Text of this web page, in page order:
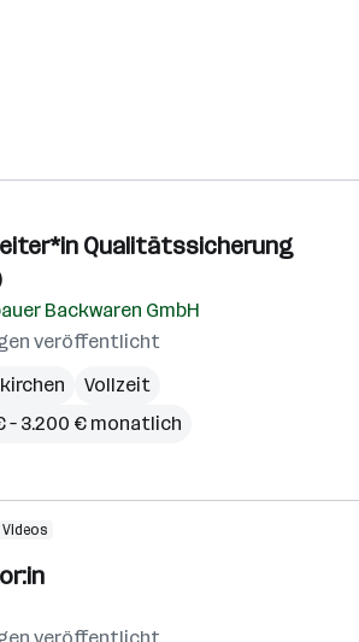
Qualitätssicherung
Backwaren GmbH
veröffentlicht
Vollzeit
– 3.200 € monatlich
Videos